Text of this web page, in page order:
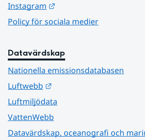
Instagram
Policy för sociala medier
Datavärdskap
Nationella emissionsdatabasen
Luftwebb
Luftmiljödata
VattenWebb
Datavärdskap, oceanografi och